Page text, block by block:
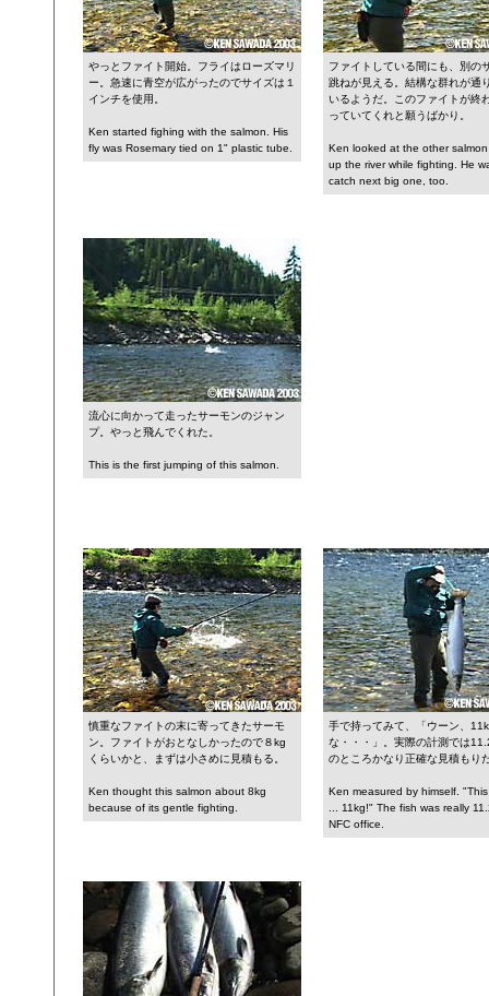
やっとファイト開始。フライはローズマリ
ー。急速に青空が広がったのでサイズは１
インチを使用。
Ken started fighing with the salmon. His
fly was Rosemary tied on 1" plastic tube.
ファイトしている間にも、別の
跳ねが見える。結構な群れが通
いるようだ。このファイトが終
っていてくれと願うばかり。
Ken looked at the other
up the river while fighting. He
catch next big one, too.
流心に向かって走ったサーモンのジャン
プ。やっと飛んでくれた。
This is the first jumping of this salmon.
慎重なファイトの末に寄ってきたサーモ
ン。ファイトがおとなしかったので８kg
くらいかと、まずは小さめに見積もる。
Ken thought this salmon about 8kg
because of its gentle fighting.
手で持ってみて、「ウーン、
な・・・」。実際の計測では
のところかなり正確な見積もり
Ken measured by himself.
... 11kg!" The fish was really
NFC office.